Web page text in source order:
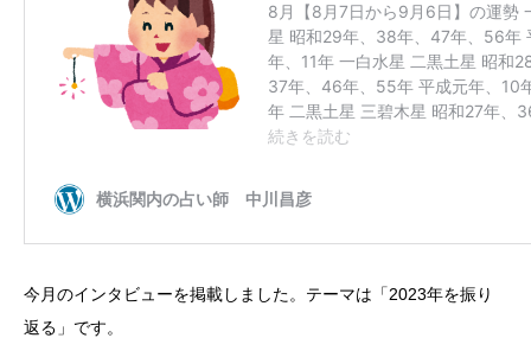
今月のインタビューを掲載しました。テーマは「2023年を振り
返る」です。